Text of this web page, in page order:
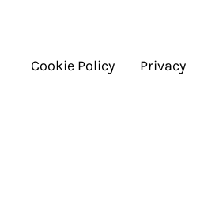
Cookie Policy Privacy